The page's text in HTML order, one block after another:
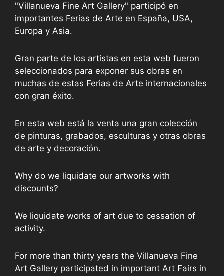
"Villanueva Fine Art Gallery" participó en
importantes Ferias de Arte en España, USA,
Europa y Asia.
Gran parte de los artistas en esta web fueron
seleccionados para exponer sus obras en
muchas de estas Ferias de Arte internacionales
con gran éxito.
En esta web está la venta una gran colección
de pinturas, grabados, esculturas y otras obras
de arte y decoración.
Why do we liquidate our artworks with
discounts?
We liquidate works of art due to cessation of
activity.
For more than thirty years the Villanueva Fine
Art Gallery participated in important Art Fairs in